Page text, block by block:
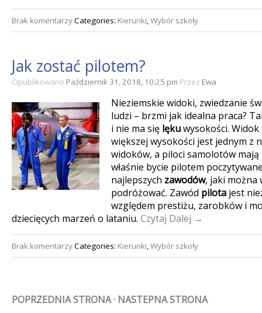
Brak komentarzyCategories: Kierunki,Wybór szkoły
Jak zostać pilotem?
Opublikowano Październik 31, 2018, 10:25 pm Przez Ewa
Nieziemskie widoki, zwiedzanie
ludzi – brzmi jak idealna praca?
i nie ma się lękuwysokości.
większej wysokości jest jednym z
widoków, a piloci samolotów
właśnie bycie pilotem
najlepszych zawodów, jaki można
podróżować. Zawód pilota jest
względem prestiżu, zarobków i
dziecięcych marzeń o lataniu. Czytaj Dalej →
Brak komentarzyCategories: Kierunki,Wybór szkoły
POPRZEDNIA STRONA· NASTEPNA STRONA